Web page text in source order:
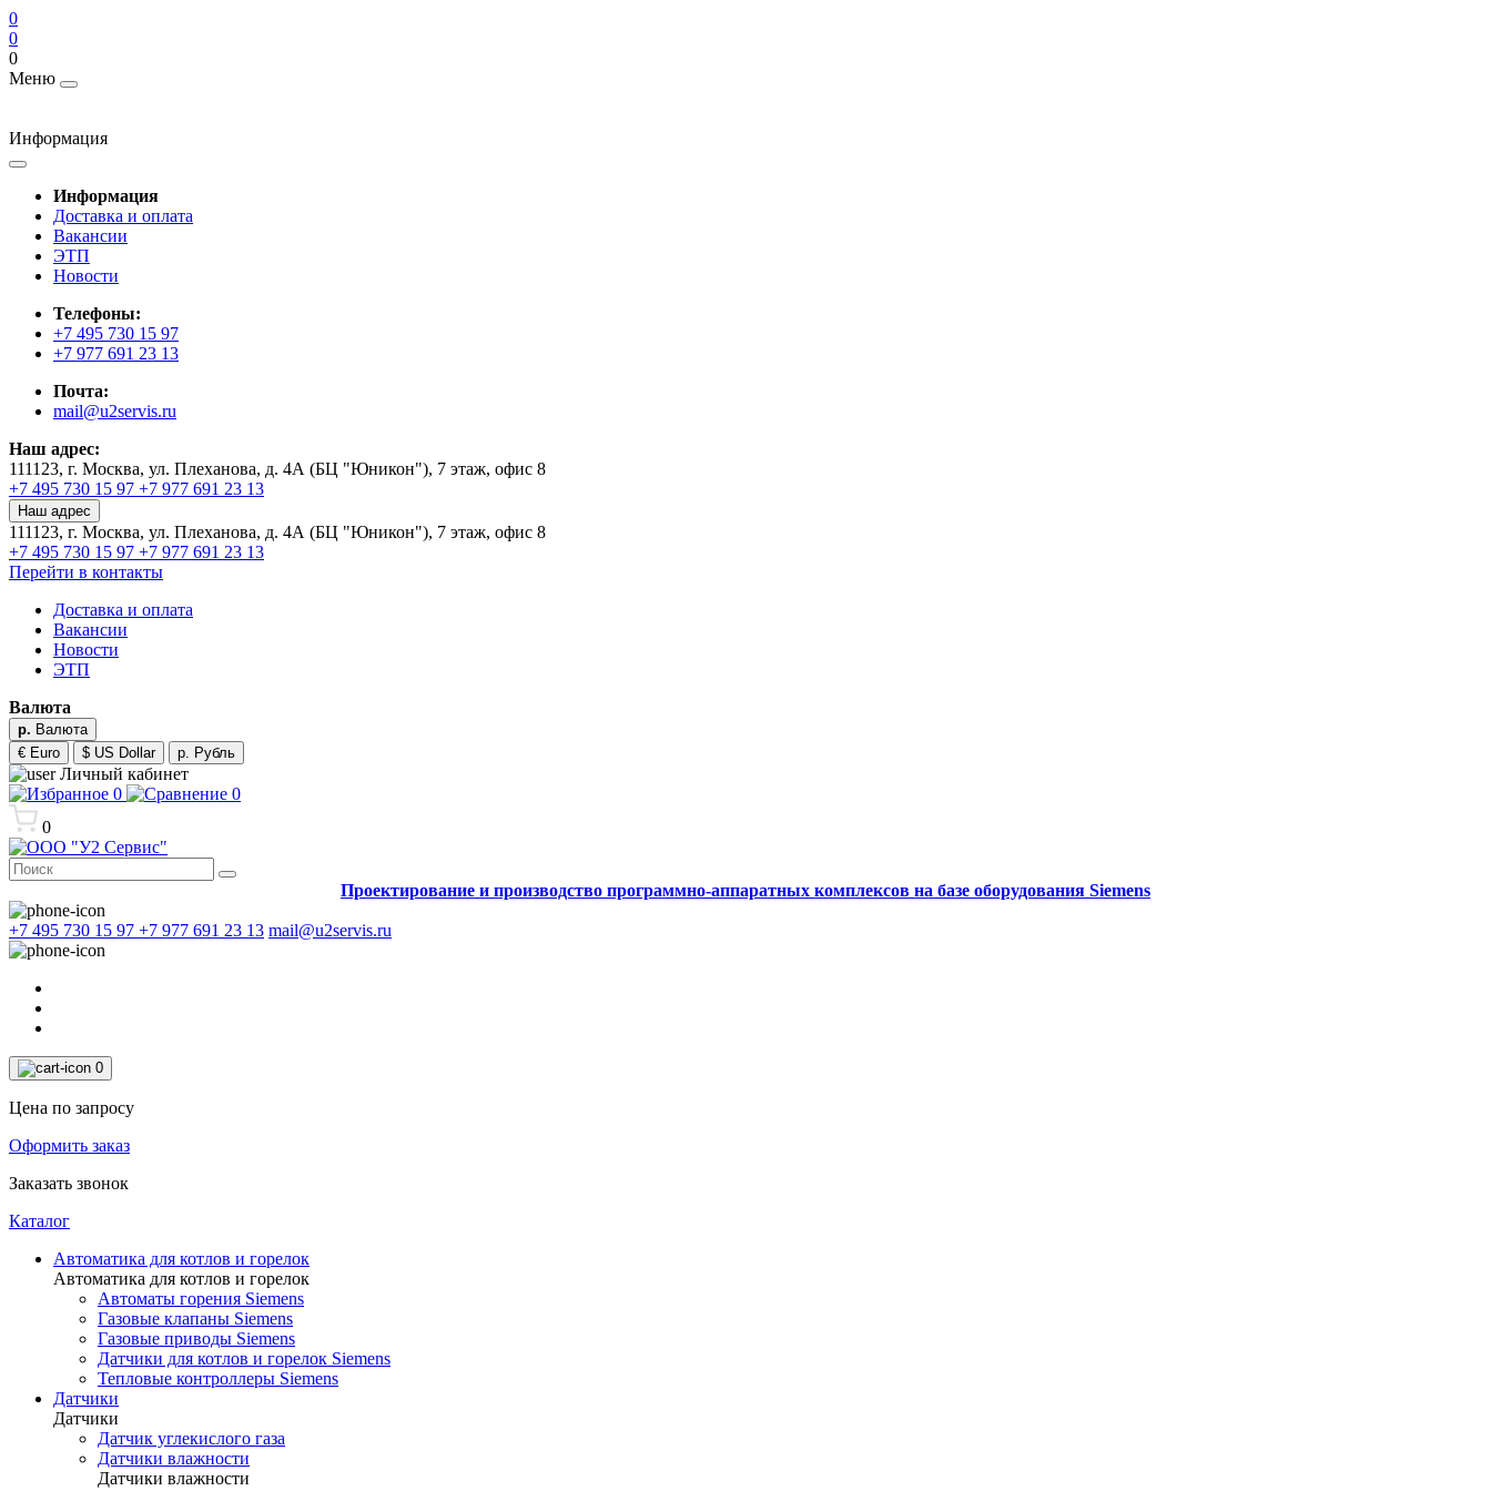
0
0
0
Меню
Информация
Информация
Доставка и оплата
Вакансии
ЭТП
Новости
Телефоны:
+7 495 730 15 97
+7 977 691 23 13
Почта:
mail@u2servis.ru
Наш адрес:
111123, г. Москва, ул. Плеханова, д. 4А (БЦ "Юникон"), 7 этаж, офис 8
+7 495 730 15 97 +7 977 691 23 13
Наш адрес
111123, г. Москва, ул. Плеханова, д. 4А (БЦ "Юникон"), 7 этаж, офис 8
+7 495 730 15 97 +7 977 691 23 13
Перейти в контакты
Доставка и оплата
Вакансии
Новости
ЭТП
Валюта
р. Валюта
€ Euro
$ US Dollar р. Рубль
Личный кабинет
0
0
0
Проектирование и производство программно-аппаратных комплексов на базе оборудования Siemens
+7 495 730 15 97 +7 977 691 23 13 mail@u2servis.ru
0
Цена по запросу
Оформить заказ
Заказать звонок
Каталог
Автоматика для котлов и горелок
Автоматика для котлов и горелок
Автоматы горения Siemens
Газовые клапаны Siemens
Газовые приводы Siemens
Датчики для котлов и горелок Siemens
Тепловые контроллеры Siemens
Датчики
Датчики
Датчик углекислого газа
Датчики влажности
Датчики влажности